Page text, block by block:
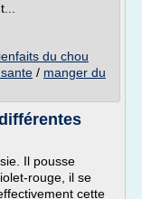
du chou
/ manger du
Il pousse
rouge, il se
cette